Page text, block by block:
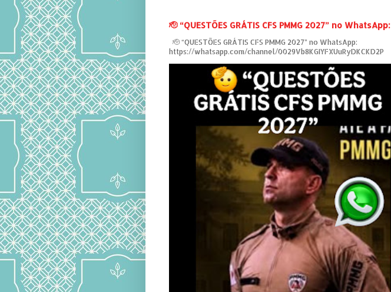
‎🫡 “QUESTÕES GRÁTIS CFS PMMG 2027” no WhatsApp:
‎ 🫡 “QUESTÕES GRÁTIS CFS PMMG 2027” no WhatsApp:
https://whatsapp.com/channel/0029Vb8KGIYFXUuRyDKCKD2P